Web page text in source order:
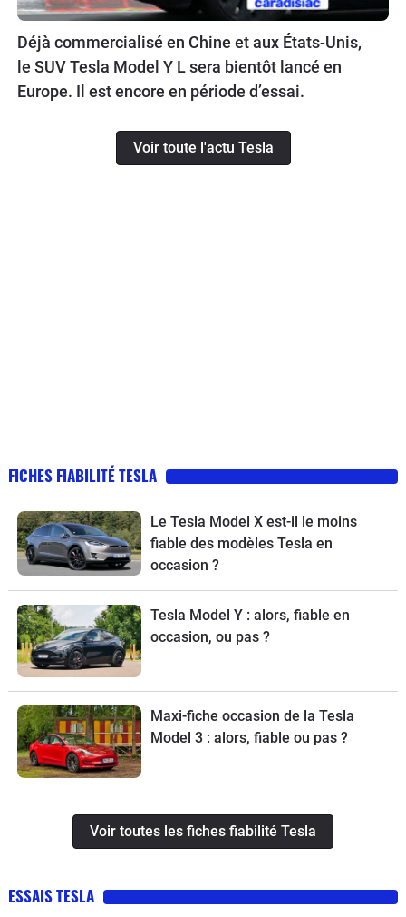
Déjà commercialisé en Chine et aux États-Unis,
le SUV Tesla Model Y L sera bientôt lancé en
Europe. Il est encore en période d’essai.
Voir toute l'actu Tesla
FICHES FIABILITÉ TESLA
Le Tesla Model X est-il le moins
fiable des modèles Tesla en
occasion ?
Tesla Model Y : alors, fiable en
occasion, ou pas ?
Maxi-fiche occasion de la Tesla
Model 3 : alors, fiable ou pas ?
Voir toutes les fiches fiabilité Tesla
ESSAIS TESLA